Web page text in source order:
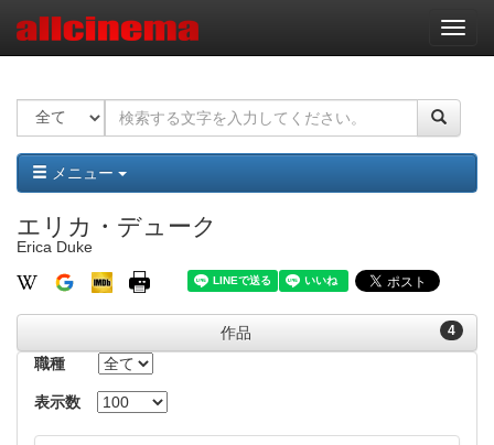
ナ
ビ
ー
ョ
ン
メニュー
エリカ・デューク
Erica Duke
4
作品
職種
表示数